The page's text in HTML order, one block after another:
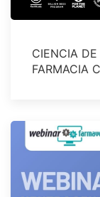
CIENCIA
FARMACIA